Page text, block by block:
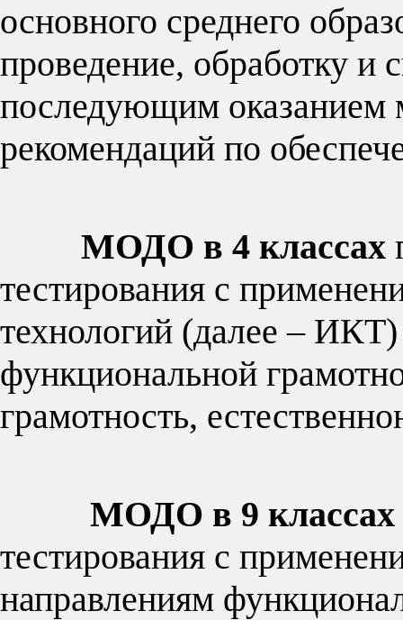
основного среднего
проведение, обработку и
последующим оказанием
рекомендаций по
МОДО в 4 классах
тестирования с
технологий (далее –
функциональной
грамотность,
МОДО в 9 классах
тестирования с
направлениям